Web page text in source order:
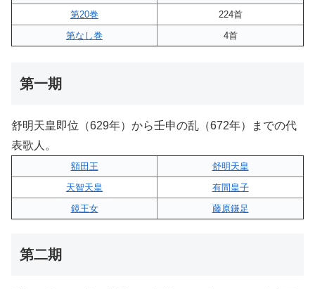
第20巻
224首
第なし巻
4首
第一期
舒明天皇即位（629年）から壬申の乱（672年）までの代
表歌人。
額田王
舒明天皇
天智天皇
有間皇子
鏡王女
藤原鎌足
第二期